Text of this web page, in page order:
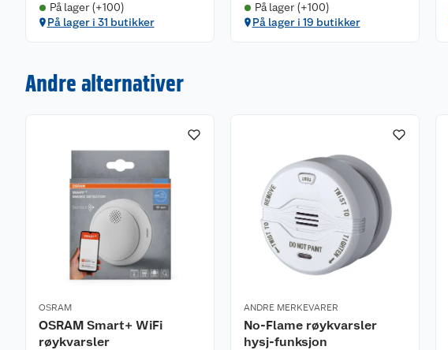
På lager (+100)
På lager i 31 butikker
På lager (+100)
På lager i 19 butikker
Andre alternativer
OSRAM
OSRAM Smart+ WiFi
røykvarsler
ANDRE MERKEVARER
No-Flame røykvarsler
hysj-funksjon